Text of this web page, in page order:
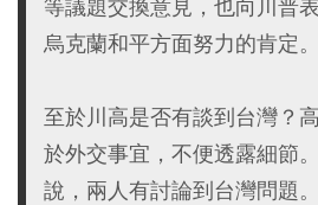
等議題交換意見，也向川普
烏克蘭和平方面努力的肯定。
至於川高是否有談到台灣？
於外交事宜，不便透露細節
說，兩人有討論到台灣問題。